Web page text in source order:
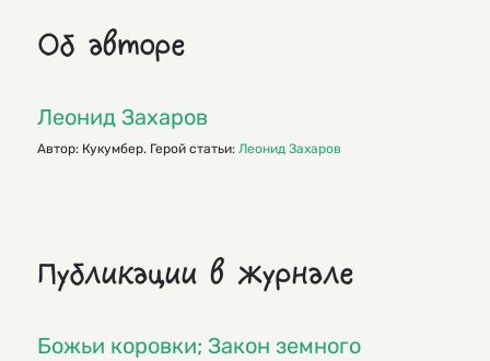
Об авторе
Леонид Захаров
Автор: Кукумбер. Герой статьи: Леонид Захаров
Публикации в журнале
Божьи коровки; Закон земного